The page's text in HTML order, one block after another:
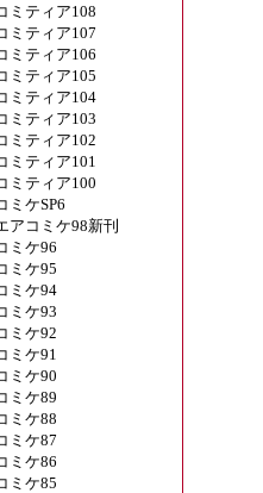
ミティア108
ミティア107
ミティア106
ミティア105
ミティア104
ミティア103
ミティア102
ミティア101
ミティア100
ミケSP6
アコミケ98新刊
ミケ96
ミケ95
ミケ94
ミケ93
ミケ92
ミケ91
ミケ90
ミケ89
ミケ88
ミケ87
ミケ86
ミケ85